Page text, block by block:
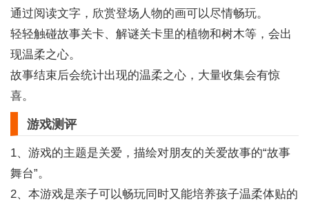
通过阅读文字，欣赏登场人物的画可以尽情畅玩。
轻轻触碰故事关卡、解谜关卡里的植物和树木等，会出
现温柔之心。
故事结束后会统计出现的温柔之心，大量收集会有惊
喜。
游戏测评
1、游戏的主题是关爱，描绘对朋友的关爱故事的“故事
舞台”。
2、本游戏是亲子可以畅玩同时又能培养孩子温柔体贴的